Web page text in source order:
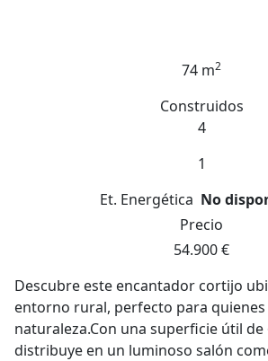
74 m2
Construidos
4
1
Et. Energética No
Precio
54.900 €
Descubre este encantador cortijo
entorno rural, perfecto para quienes
naturaleza.Con una superficie útil de
distribuye en un luminoso salón